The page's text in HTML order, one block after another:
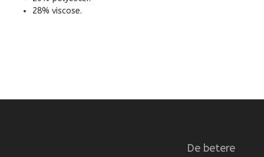
28% viscose.
De betere